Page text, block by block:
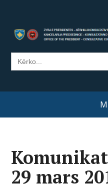
Search
for:
29 mars